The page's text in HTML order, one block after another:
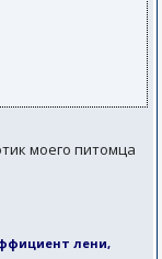
моего питомца
лени,